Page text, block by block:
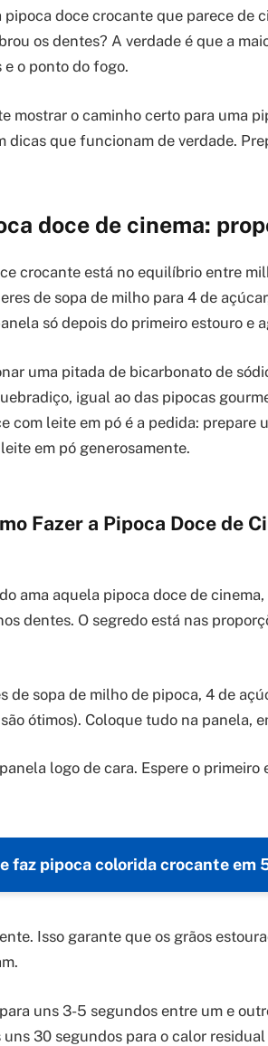
doce crocante que parece de
os dentes? A verdade é que a
o ponto do fogo.
mostrar o caminho certo para uma
dicas que funcionam de verdade.
doce de cinema:
crocante está no equilíbrio entre
de sopa de milho para 4 de
só depois do primeiro estouro e
uma pitada de bicarbonato de
igual ao das pipocas
com leite em pó é a pedida: prepare
em pó generosamente.
Fazer a Pipoca Doce de
ama aquela pipoca doce de
dentes. O segredo está nas
de sopa de milho de pipoca, 4 de
ótimos). Coloque tudo na panela,
logo de cara. Espere o primeiro
faz pipoca colorida crocante em
Isso garante que os grãos
uns 3-5 segundos entre um e
30 segundos para o calor residual